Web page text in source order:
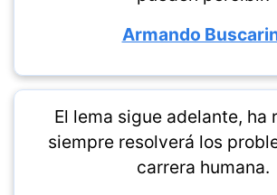
Armando
El lema sigue adelante, ha
siempre resolverá los
carrera humana.